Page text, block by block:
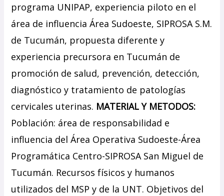
programa UNIPAP, experiencia piloto en el
área de influencia Área Sudoeste, SIPROSA S.M.
de Tucumán, propuesta diferente y
experiencia precursora en Tucumán de
promoción de salud, prevención, detección,
diagnóstico y tratamiento de patologías
cervicales uterinas. MATERIAL Y METODOS:
Población: área de responsabilidad e
influencia del Área Operativa Sudoeste-Área
Programática Centro-SIPROSA San Miguel de
Tucumán. Recursos físicos y humanos
utilizados del MSP y de la UNT. Objetivos del